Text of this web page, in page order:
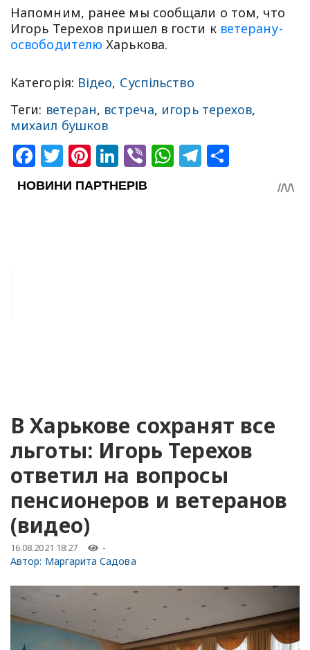
Напомним, ранее мы сообщали о том, что
Игорь Терехов пришел в гости к ветерану-
освободителю Харькова.
Категорія: Відео, Суспільство
Теги: ветеран, встреча, игорь терехов,
михаил бушков
Facebook
Twitter
Pinterest
LinkedIn
ViberWhatsApp
Telegram
В Харькове сохранят все
льготы: Игорь Терехов
ответил на вопросы
пенсионеров и ветеранов
(видео)
16.08.2021 18:27 -
Автор: Маргарита Садова